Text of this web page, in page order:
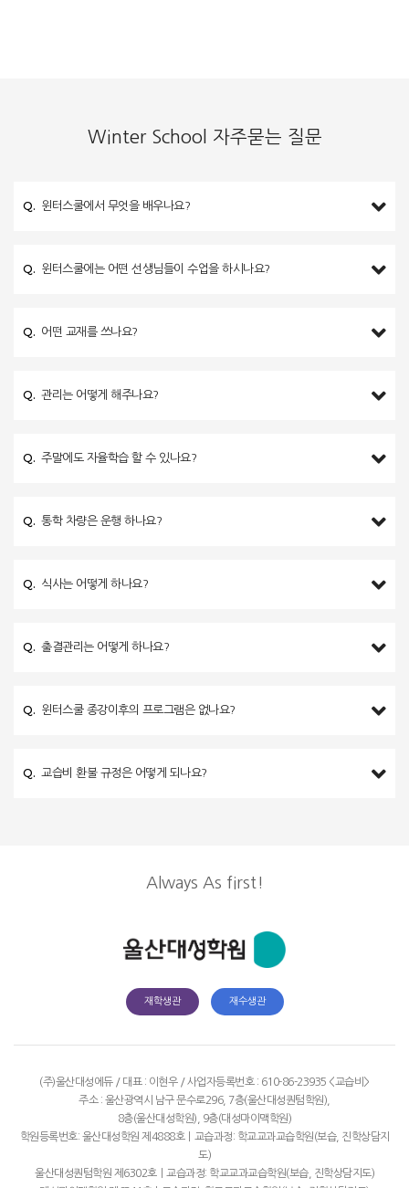
Winter School 자주묻는 질문
Q. 윈터스쿨에서 무엇을 배우나요?
Q. 윈터스쿨에는 어떤 선생님들이 수업을 하시나요?
Q. 어떤 교재를 쓰나요?
Q. 관리는 어떻게 해주나요?
Q. 주말에도 자율학습 할 수 있나요?
Q. 통학 차량은 운행 하나요?
Q. 식사는 어떻게 하나요?
Q. 출결관리는 어떻게 하나요?
Q. 윈터스쿨 종강이후의 프로그램은 없나요?
Q. 교습비 환불 규정은 어떻게 되나요?
Always As first!
재학생관 재수생관
(주)울산대성에듀 / 대표 : 이현우 / 사업자등록번호 : 610-86-23935 <교습비>
주소 : 울산광역시 남구 문수로296, 7층(울산대성퀀텀학원),
8층(울산대성학원), 9층(대성마이맥학원)
학원등록번호: 울산대성학원 제4888호ㅣ교습과정: 학교교과교습학원(보습, 진학상담지
도)
울산대성퀀텀학원 제6302호ㅣ교습과정: 학교교과교습학원(보습, 진학상담지도)